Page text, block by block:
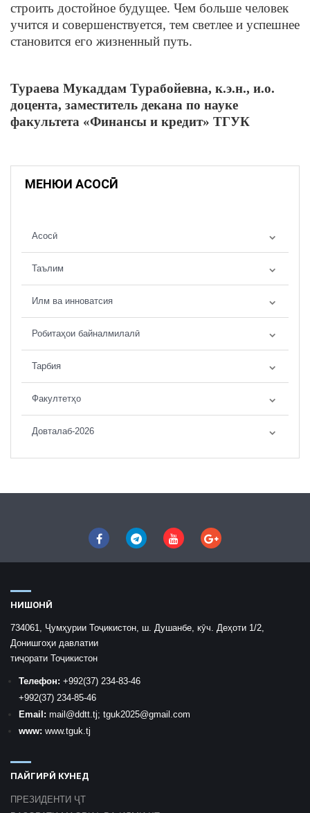
строить достойное будущее. Чем больше человек
учится и совершенствуется, тем светлее и успешнее
становится его жизненный путь.
Тураева Мукаддам Турабойевна, к.э.н., и.о.
доцента, заместитель декана по науке
факультета «Финансы и кредит» ТГУК
МЕНЮИ АСОСӢ
Асосӣ
Таълим
Илм ва инноватсия
Робитаҳои байналмилалӣ
Тарбия
Факултетҳо
Довталаб-2026
НИШОНӢ
734061, Ҷумҳурии Тоҷикистон, ш. Душанбе, кӯч. Деҳоти 1/2,
Донишгоҳи давлатии
тиҷорати Тоҷикистон
Телефон: +992(37) 234-83-46
+992(37) 234-85-46
Email: mail @ddtt.tj; tguk2025@gmail.com
www: www.tguk.tj
ПАЙГИРӢ КУНЕД
ПРЕЗИДЕНТИ ҶТ